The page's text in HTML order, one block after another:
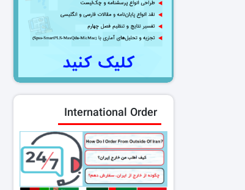
International Order